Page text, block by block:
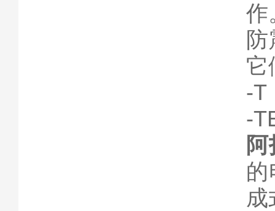
作
它
-T
-
的
成